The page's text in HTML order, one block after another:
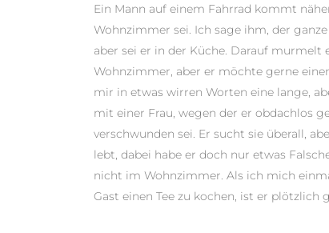
Ein Mann auf einem Fahrrad kommt
Wohn­zimmer sei. Ich sage ihm, der
aber sei er in der Küche. Darauf murmelt
Wohnzimmer, aber er möchte gerne
mir in etwas wirren Worten eine lange,
mit einer Frau, wegen der er obdachlos
verschwunden sei. Er sucht sie überall,
lebt, dabei habe er doch nur etwas
nicht im Wohnzimmer. Als ich mich
Gast einen Tee zu kochen, ist er plötzlich